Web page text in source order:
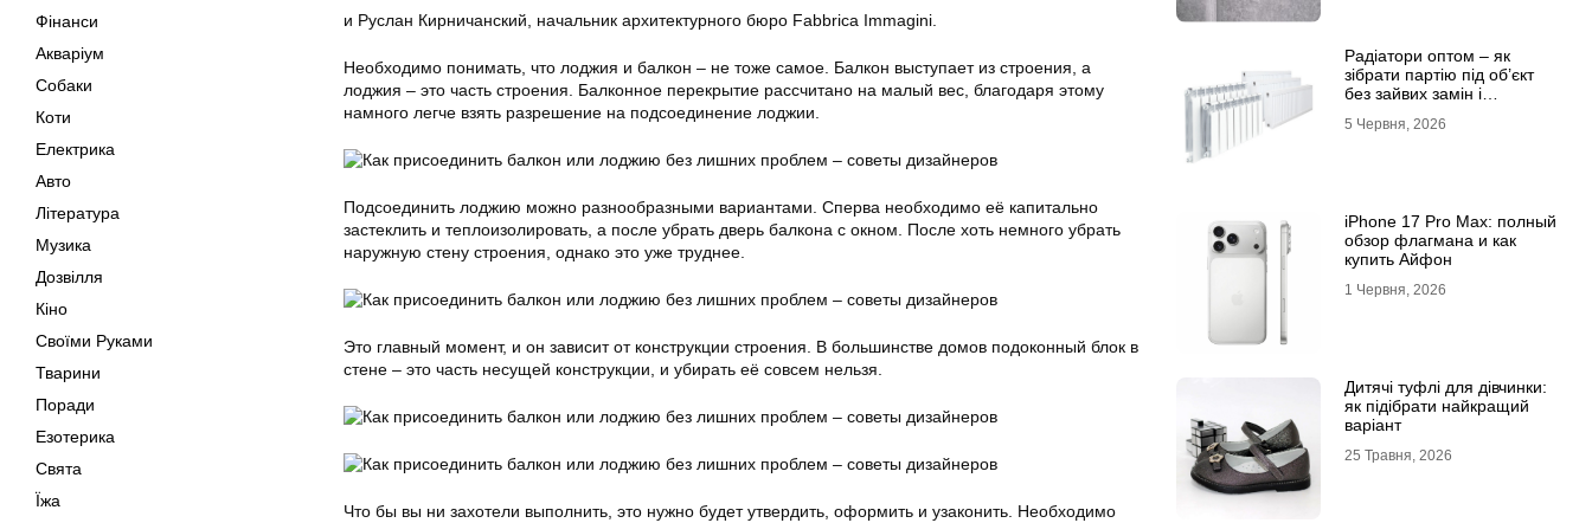
Фінанси
Акваріум
Собаки
Коти
Електрика
Авто
Література
Музика
Дозвілля
Кіно
Своїми Руками
Тварини
Поради
Езотерика
Свята
Їжа
и Руслан Кирничанский, начальник архитектурного бюро Fabbrica Immagini.
Необходимо понимать, что лоджия и балкон – не тоже самое. Балкон выступает из строения, а
лоджия – это часть строения. Балконное перекрытие рассчитано на малый вес, благодаря этому
намного легче взять разрешение на подсоединение лоджии.
Подсоединить лоджию можно разнообразными вариантами. Сперва необходимо её капитально
застеклить и теплоизолировать, а после убрать дверь балкона с окном. После хоть немного убрать
наружную стену строения, однако это уже труднее.
Это главный момент, и он зависит от конструкции строения. В большинстве домов подоконный блок в
стене – это часть несущей конструкции, и убирать её совсем нельзя.
Что бы вы ни захотели выполнить, это нужно будет утвердить, оформить и узаконить. Необходимо
Радіатори оптом – як
зібрати партію під об’єкт
без зайвих замін і
5 Червня, 2026
iPhone 17 Pro Max: полный
обзор флагмана и как
купить Айфон
1 Червня, 2026
Дитячі туфлі для дівчинки:
як підібрати найкращий
варіант
25 Травня, 2026